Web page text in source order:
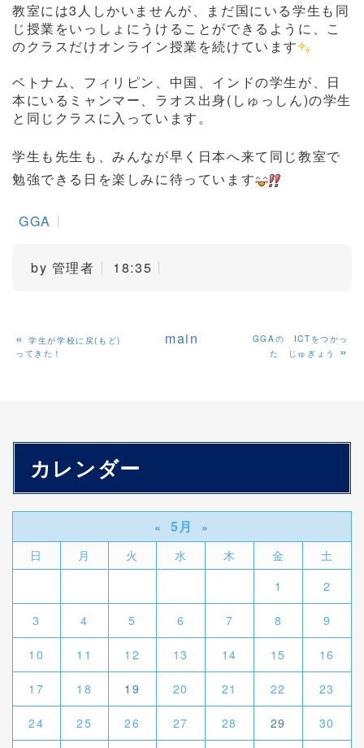
教室には3人しかいませんが、まだ国にいる学生も同
じ授業をいっしょにうけることができるように、こ
のクラスだけオンライン授業を続けています
ベトナム、フィリピン、中国、インドの学生が、日
本にいるミャンマー、ラオス出身(しゅっしん)の学生
と同じクラスに入っています。
学生も先生も、みんなが早く日本へ来て同じ教室で
勉強できる日を楽しみに待っています
GGA
by 管理者 18:35
«学生が学校に戻(もど)
ってきた！
main
GGAの ICTをつかっ
た じゅぎょう
»
カレンダー
« 5月
»
日
月 火 水 木 金
土
1
2
3 4 5 6 7 8 9
10 11 12 13 14 15 16
17 18 19 20 21 22 23
24 25 26 27 28 29 30